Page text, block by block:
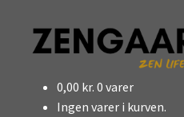
navigation
indhold
OxyZen™
BOLIG
0,00 kr. 0 varer
Ingen varer i kurven.